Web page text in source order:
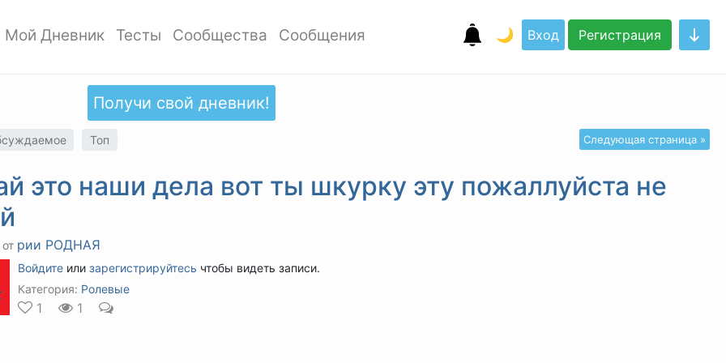
профиля
Мой Дневник
Добавить запись
Дизайн дневника
Обзор записей
Тесты
Добавить тест
Популярные тесты
Сообщества
Создать сообщество
Обзор сообществ
Сообщения 🌙 Вход Регистрация
Получи свой дневник!
Топ Следующая страница »
это наши дела вот ты шкурку эту пожаллуйста не
рии РОДНАЯ
Войдите или зарегистрируйтесь чтобы видеть записи.
Категория: Ролевые
1 1